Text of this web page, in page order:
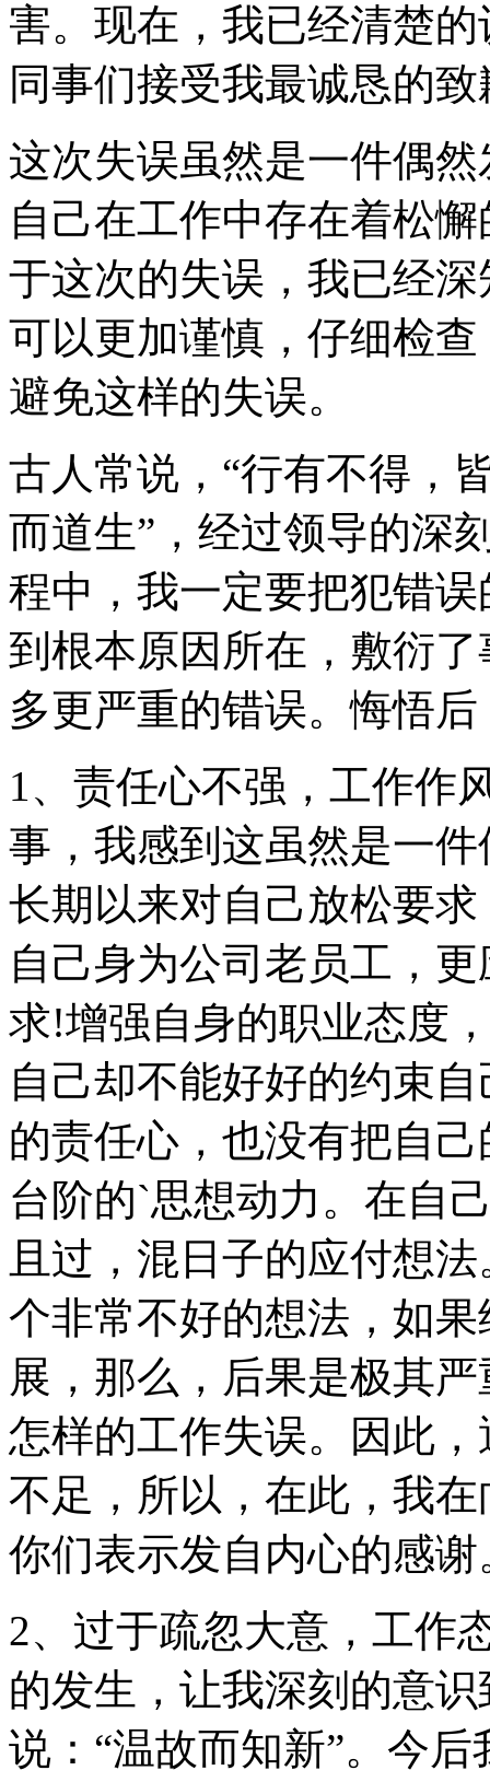
害。现在，我已经清楚
同事们接受我最诚恳的致
这次失误虽然是一件偶
自己在工作中存在着松
于这次的失误，我已经
可以更加谨慎，仔细检
避免这样的失误。
古人常说，“行有不得，
而道生”，经过领导的深
程中，我一定要把犯错
到根本原因所在，敷衍
多更严重的错误。悔悟
1、责任心不强，工作作
事，我感到这虽然是一
长期以来对自己放松要
自己身为公司老员工，
求!增强自身的职业态度
自己却不能好好的约束
的责任心，也没有把自
台阶的`思想动力。在自
且过，混日子的应付想
个非常不好的想法，如
展，那么，后果是极其
怎样的工作失误。因此
不足，所以，在此，我
你们表示发自内心的感谢
2、过于疏忽大意，工作
的发生，让我深刻的意
说：“温故而知新”。今